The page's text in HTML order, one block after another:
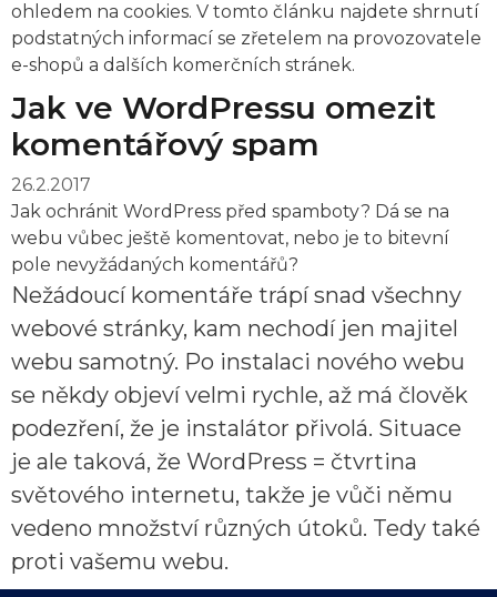
ohledem na cookies. V tomto článku najdete shrnutí
podstatných informací se zřetelem na provozovatele
e-shopů a dalších komerčních stránek.
Jak ve WordPressu omezit
komentářový spam
26.2.2017
Jak ochránit WordPress před spamboty? Dá se na
webu vůbec ještě komentovat, nebo je to bitevní
pole nevyžádaných komentářů?
Nežádoucí komentáře trápí snad všechny
webové stránky, kam nechodí jen majitel
webu samotný. Po instalaci nového webu
se někdy objeví velmi rychle, až má člověk
podezření, že je instalátor přivolá. Situace
je ale taková, že WordPress = čtvrtina
světového internetu, takže je vůči němu
vedeno množství různých útoků. Tedy také
proti vašemu webu.